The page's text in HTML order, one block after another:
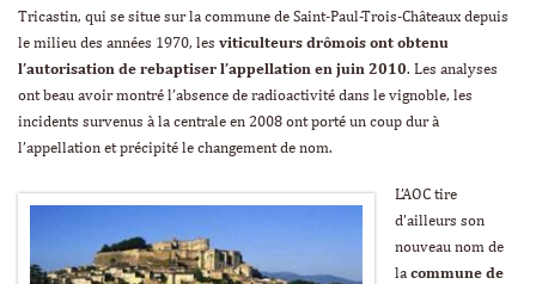
Tricastin, qui se situe sur la commune de Saint-Paul-Trois-Châteaux depuis
le milieu des années 1970, les viticulteurs drômois ont obtenu
l’autorisation de rebaptiser l’appellation en juin 2010. Les analyses
ont beau avoir montré l’absence de radioactivité dans le vignoble, les
incidents survenus à la centrale en 2008 ont porté un coup dur à
l’appellation et précipité le changement de nom.
L’AOC tire
d’ailleurs son
nouveau nom de
lacommune de